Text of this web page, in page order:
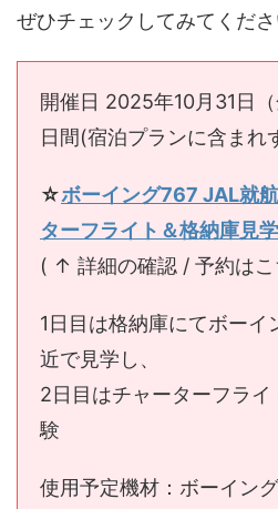
ぜひチェックしてみてくだ
開催日 2025年10月31日
日間(宿泊プランに含まれ
☆ボーイング767 JAL就
ターフライト＆格納庫見
( ↑ 詳細の確認 / 予約は
1日目は格納庫にてボーイ
近で見学し、
2日目はチャーターフラ
験
使用予定機材：ボーイン